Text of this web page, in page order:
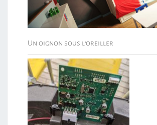
Un oignon sous l’oreiller